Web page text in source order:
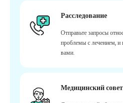
Расследование
Отправьте запросы
проблемы с лечением, и
вами.
Медицинский